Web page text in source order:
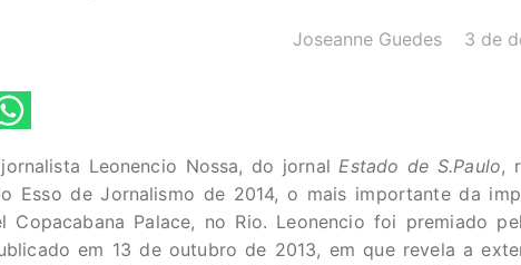
AUTOR(A):
Joseanne Guedes DATA:
3 de
Leonencio Nossa, do jornalEstado de S.Paulo,
Esso de Jornalismo de 2014, o mais importante da
Copacabana Palace, no Rio. Leonencio foi premiado
em 13 de outubro de 2013, em que revela a